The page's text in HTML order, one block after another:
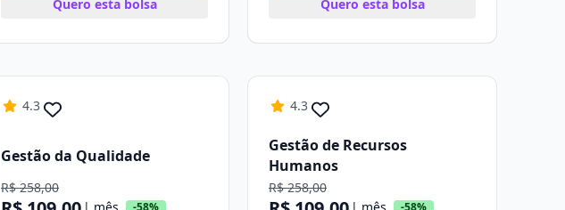
Quero esta bolsa
Quero esta bolsa
4.3
Gestão da Qualidade
R$ 258,00
-58%
4.3
Gestão de Recursos
Humanos
R$ 258,00
-58%